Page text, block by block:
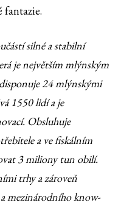
fantazie.
silné a stabilní
je největším mlýnským
24 mlýnskými
1550 lidí a je
Obsluhuje
a ve fiskálním
3 miliony tun obilí.
trhy a zároveň
mezinárodního know-